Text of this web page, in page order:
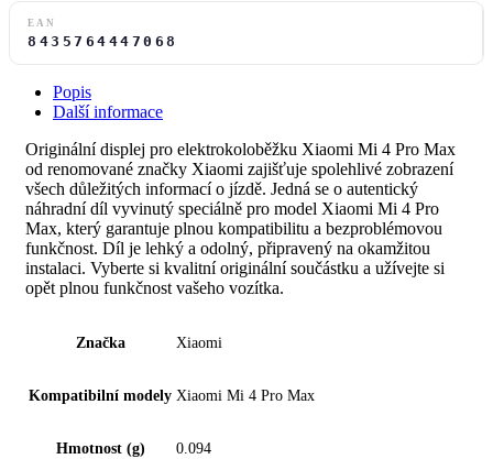
EAN
8435764447068
Popis
Další informace
Originální displej pro elektrokoloběžku Xiaomi Mi 4 Pro Max
od renomované značky Xiaomi zajišťuje spolehlivé zobrazení
všech důležitých informací o jízdě. Jedná se o autentický
náhradní díl vyvinutý speciálně pro model Xiaomi Mi 4 Pro
Max, který garantuje plnou kompatibilitu a bezproblémovou
funkčnost. Díl je lehký a odolný, připravený na okamžitou
instalaci. Vyberte si kvalitní originální součástku a užívejte si
opět plnou funkčnost vašeho vozítka.
Značka Xiaomi
Kompatibilní modely Xiaomi Mi 4 Pro Max
Hmotnost (g) 0.094